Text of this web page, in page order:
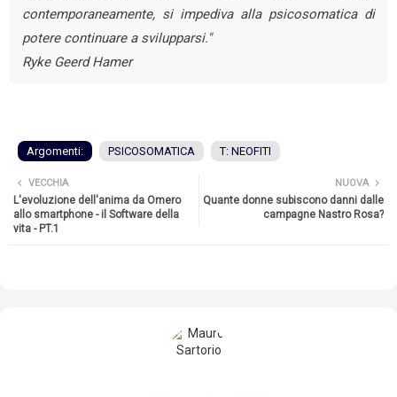
contemporaneamente, si impediva alla psicosomatica di
potere continuare a svilupparsi."
Ryke Geerd Hamer
Argomenti: PSICOSOMATICA T: NEOFITI
NUOVA
Quante donne subiscono danni dalle
campagne Nastro Rosa?
VECCHIA
L'evoluzione dell'anima da Omero
allo smartphone - il Software della
vita - PT.1